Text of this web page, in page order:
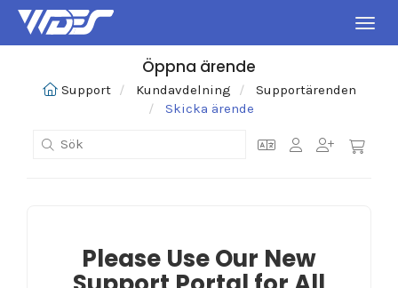
Öppna ärende
Support Kundavdelning
Supportärenden
Skicka ärende
Please Use Our New